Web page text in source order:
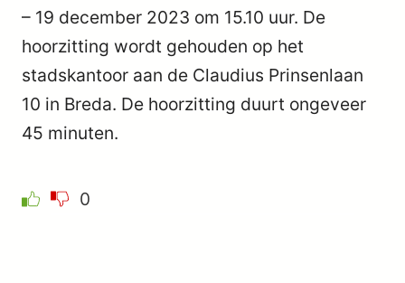
– 19 december 2023 om 15.10 uur. De
hoorzitting wordt gehouden op het
stadskantoor aan de Claudius Prinsenlaan
10 in Breda. De hoorzitting duurt ongeveer
45 minuten.
0